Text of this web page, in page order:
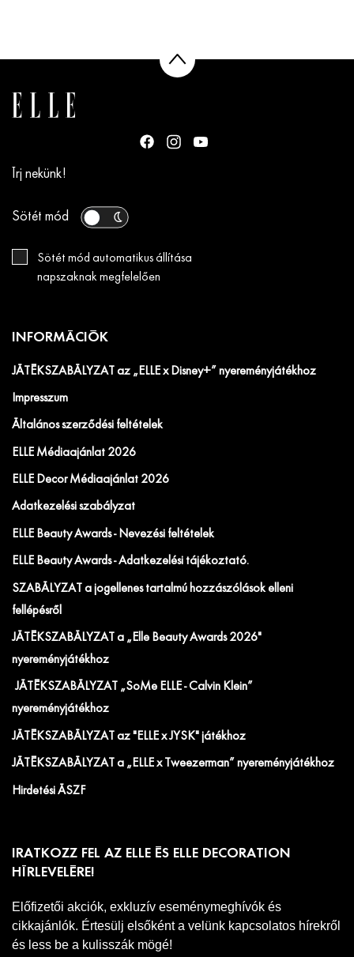
Írj nekünk!
Sötét mód
Sötét mód automatikus állítása
napszaknak megfelelően
INFORMÁCIÓK
JÁTÉKSZABÁLYZAT az „ELLE x Disney+” nyereményjátékhoz
Impresszum
Általános szerződési feltételek
ELLE Médiaajánlat 2026
ELLE Decor Médiaajánlat 2026
Adatkezelési szabályzat
ELLE Beauty Awards - Nevezési feltételek
ELLE Beauty Awards - Adatkezelési tájékoztató.
SZABÁLYZAT a jogellenes tartalmú hozzászólások elleni
fellépésről
JÁTÉKSZABÁLYZAT a „Elle Beauty Awards 2026"
nyereményjátékhoz
JÁTÉKSZABÁLYZAT „SoMe ELLE - Calvin Klein”
nyereményjátékhoz
JÁTÉKSZABÁLYZAT az "ELLE x JYSK" játékhoz
JÁTÉKSZABÁLYZAT a „ELLE x Tweezerman” nyereményjátékhoz
Hirdetési ÁSZF
IRATKOZZ FEL AZ ELLE ÉS ELLE DECORATION
HÍRLEVELÉRE!
Előfizetői akciók, exkluzív eseménymeghívók és
cikkajánlók. Értesülj elsőként a velünk kapcsolatos hírekről
és less be a kulisszák mögé!